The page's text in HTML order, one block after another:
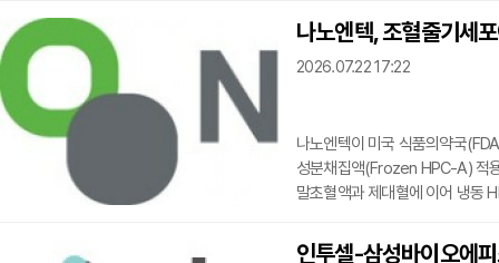
대 치료제 이후 뇌전이가 발생한
자군에서 VRN11은 다수의 두개
내 무진행생존기간은 현재
나노엔텍, 조혈줄기세
2026.07.22 17:22
나노엔텍이 미국 식품의약국
성분채집액(Frozen HPC-A) 적
말초혈액과 제대혈에 이어 냉동
로 늘었으며, 이는 국내 면역진
인투셀-삼성바이오에